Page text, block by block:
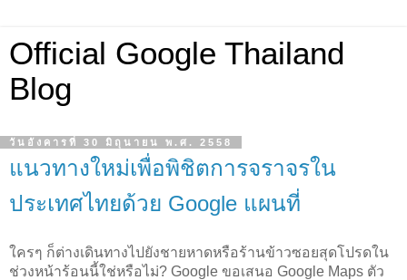
Official Google Thailand
Blog
วันอังคารที่ 30 มิถุนายน พ.ศ. 2558
แนวทางใหม่เพื่อพิชิตการจราจรใน
ประเทศไทยด้วย Google แผนที่
ใครๆ ก็ต่างเดินทางไปยังชายหาดหรือร้านข้าวซอยสุดโปรดใน
ช่วงหน้าร้อนนี้ใช่หรือไม่? Google ขอเสนอ Google Maps ตัว